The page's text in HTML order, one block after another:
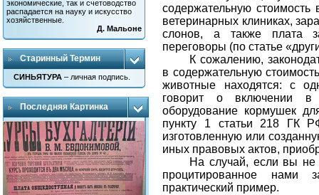
экономические, так и счетоводство
распадается на науку и искусство
хозяйственные.
Д. Мальоне
Старинный Термин
СИНЬЯТУРА – личная подпись.
Последняя Картинка
содержательную
ветеринарных клиниках,
слонов, а также плата
переговоры (по статье
К сожалению,
в содержательную
животные находятся: с
говорит о включении в
оборудование кормушек
пункту 1 статьи 218 ГК
изготовленную или
иных правовых актов,
На случай, если вы не
процитированное нами
практический пример.